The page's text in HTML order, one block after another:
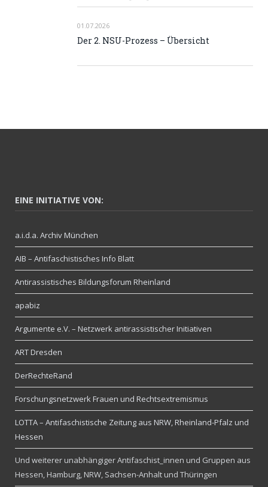
01.07.2026
Der 2. NSU-Prozess – Übersicht
EINE INITIATIVE VON:
a.i.d.a. Archiv München
AIB – Antifaschistisches Info Blatt
Antirassistisches Bildungsforum Rheinland
apabiz
Argumente e.V. – Netzwerk antirassistischer Initiativen
ART Dresden
DerRechteRand
Forschungsnetzwerk Frauen und Rechtsextremismus
LOTTA – Antifaschistische Zeitung aus NRW, Rheinland-Pfalz und
Hessen
Und weiterer unabhängiger Antifaschist_innen und Gruppen aus
Hessen, Hamburg, NRW, Sachsen-Anhalt und Thüringen